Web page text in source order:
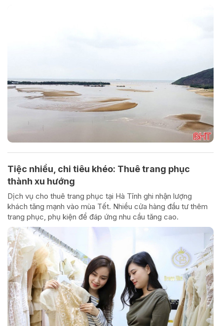
Tiệc nhiều, chi tiêu khéo: Thuê trang phục
thành xu hướng
Dịch vụ cho thuê trang phục tại Hà Tĩnh ghi nhận lượng
khách tăng mạnh vào mùa Tết. Nhiều cửa hàng đầu tư thêm
trang phục, phụ kiện để đáp ứng nhu cầu tăng cao.